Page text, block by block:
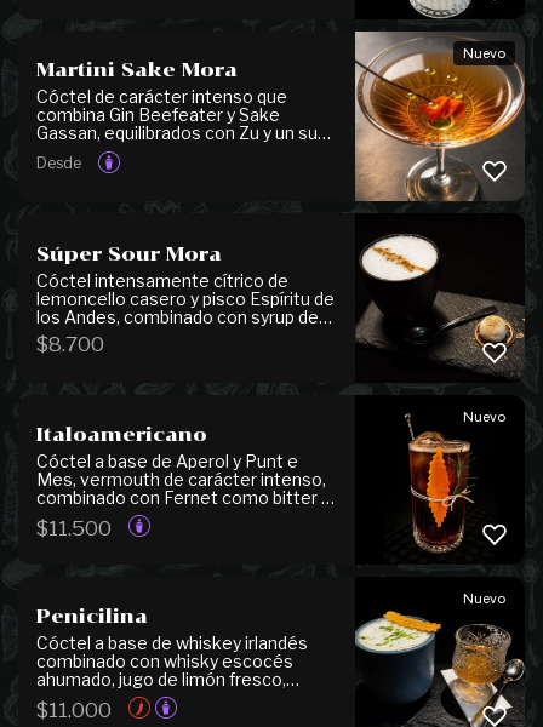
mermelada de pomelo y Tajín, que
refrescante.
Martini Sake Mora
Cóctel de carácter intenso que
combina Gin Beefeater y Sake
Gassan, equilibrados con Zu y un sutil
toque de soya. Aromatizado con
aceites de limón y apio, junto a
complejidad y un delicado contraste
umami, dando forma a un perfil seco,
estructurado y de gran profundidad.
Desde
Nuevo
Súper Sour Mora
Cóctel intensamente cítrico de
lemoncello casero y pisco Espíritu de
los Andes, combinado con syrup de
ácido cítrico y jugo de limón fresco,
logrando un perfil vibrante y
granita de limón sobre la espuma,
cítrico.
$8.700
Italoamericano
Cóctel a base de Aperol y Punt e
Mes, vermouth de carácter intenso,
combinado con Fernet como bitter y
tónica, logrando un equilibrio
perfecto entre notas amargas,
complejo y aromático resalta
ofreciendo un final elegante y
refrescante.
$11.500
Nuevo
Penicilina
Cóctel a base de whiskey irlandés
combinado con whisky escocés
ahumado, jugo de limón fresco,
azúcar y extracto de jengibre,
logrando un equilibrio perfecto entre
$11.000
Nuevo